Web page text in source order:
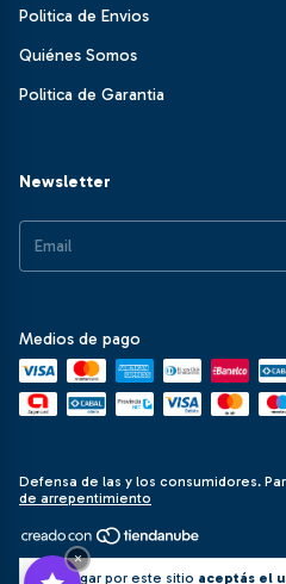
Al navegar por este sitio aceptás el
Politica de Envios
Quiénes Somos
Politica de Garantia
Newsletter
Medios de pago
Defensa de las y los consumidores.
de arrepentimiento
Copyright Aurora Store - 27399683721
reservados.
×